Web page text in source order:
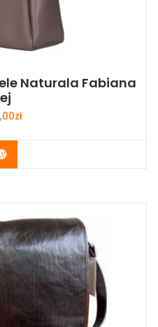
Naturala Fabiana
zł
Buy Now